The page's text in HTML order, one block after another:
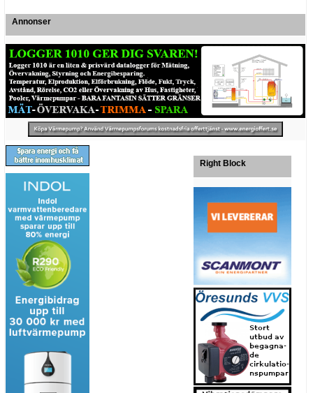
Annonser
Right Block